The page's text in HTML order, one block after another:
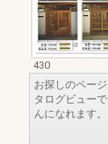
430
お探しのペー
タログビュー
んになれます。